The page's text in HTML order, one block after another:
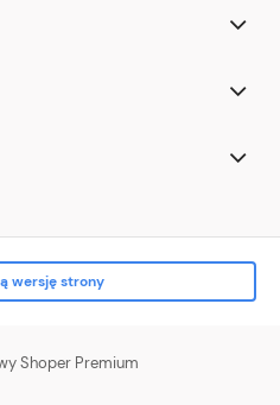
wersję strony
Shoper Premium